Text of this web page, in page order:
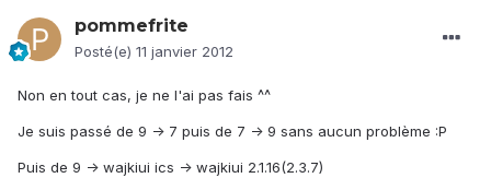
pommefrite
Posté(e) 11 janvier 2012
Non en tout cas, je ne l'ai pas fais ^^
Je suis passé de 9 -> 7 puis de 7 -> 9 sans aucun problème :P
Puis de 9 -> wajkiui ics -> wajkiui 2.1.16(2.3.7)